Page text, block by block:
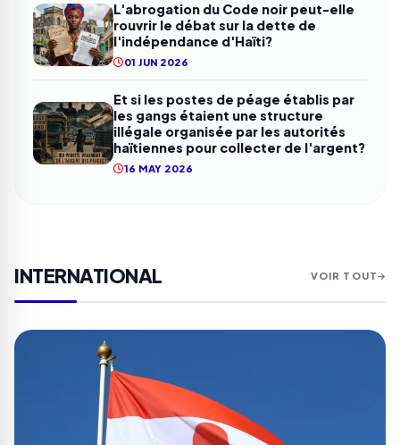
L'abrogation du Code noir peut-elle
rouvrir le débat sur la dette de
l'indépendance d'Haïti?
01 JUN 2026
Et si les postes de péage établis par
les gangs étaient une structure
illégale organisée par les autorités
haïtiennes pour collecter de l'argent?
16 MAY 2026
INTERNATIONAL VOIR TOUT